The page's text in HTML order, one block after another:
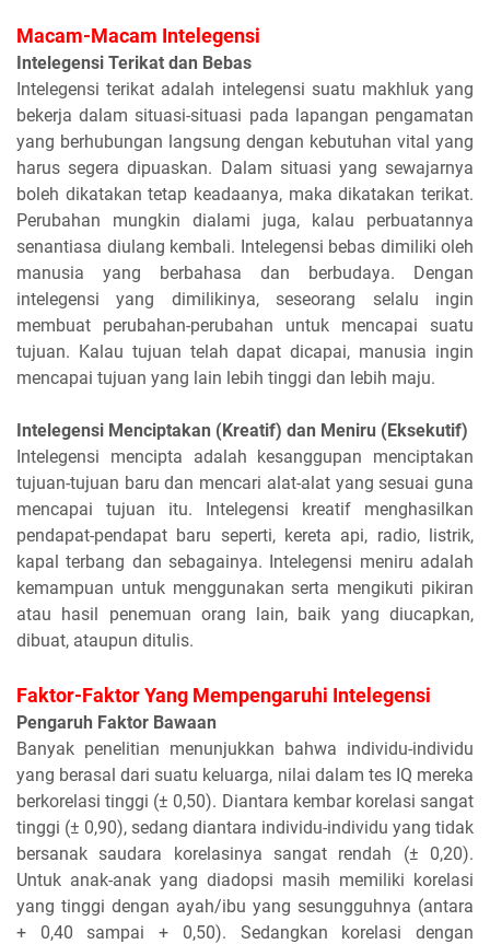
Macam-Macam Intelegensi
Intelegensi Terikat dan Bebas
Intelegensi terikat adalah intelegensi suatu makhluk yang
bekerja dalam situasi-situasi pada lapangan pengamatan
yang berhubungan langsung dengan kebutuhan vital yang
harus segera dipuaskan. Dalam situasi yang sewajarnya
boleh dikatakan tetap keadaanya, maka dikatakan terikat.
Perubahan mungkin dialami juga, kalau perbuatannya
senantiasa diulang kembali. Intelegensi bebas dimiliki oleh
manusia yang berbahasa dan berbudaya. Dengan
intelegensi yang dimilikinya, seseorang selalu ingin
membuat perubahan-perubahan untuk mencapai suatu
tujuan. Kalau tujuan telah dapat dicapai, manusia ingin
mencapai tujuan yang lain lebih tinggi dan lebih maju.
Intelegensi Menciptakan (Kreatif) dan Meniru (Eksekutif)
Intelegensi mencipta adalah kesanggupan menciptakan
tujuan-tujuan baru dan mencari alat-alat yang sesuai guna
mencapai tujuan itu. Intelegensi kreatif menghasilkan
pendapat-pendapat baru seperti, kereta api, radio, listrik,
kapal terbang dan sebagainya. Intelegensi meniru adalah
kemampuan untuk menggunakan serta mengikuti pikiran
atau hasil penemuan orang lain, baik yang diucapkan,
dibuat, ataupun ditulis.
Faktor-Faktor Yang Mempengaruhi Intelegensi
Pengaruh Faktor Bawaan
Banyak penelitian menunjukkan bahwa individu-individu
yang berasal dari suatu keluarga, nilai dalam tes IQ mereka
berkorelasi tinggi (± 0,50). Diantara kembar korelasi sangat
tinggi (± 0,90), sedang diantara individu-individu yang tidak
bersanak saudara korelasinya sangat rendah (± 0,20).
Untuk anak-anak yang diadopsi masih memiliki korelasi
yang tinggi dengan ayah/ibu yang sesungguhnya (antara
+ 0,40 sampai + 0,50). Sedangkan korelasi dengan